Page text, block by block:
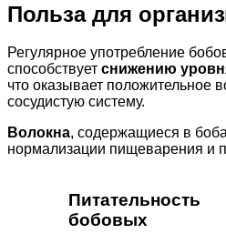
Польза для
Регулярное употребление
способствует снижению
что оказывает положительное
сосудистую систему.
Волокна, содержащиеся в
нормализации пищеварения и
Питательность
бобовых